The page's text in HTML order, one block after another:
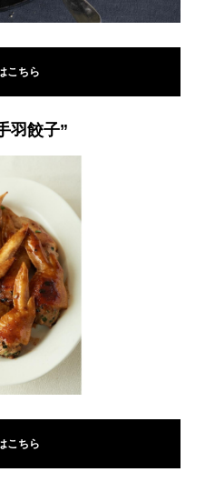
こちら
羽餃子”
こちら